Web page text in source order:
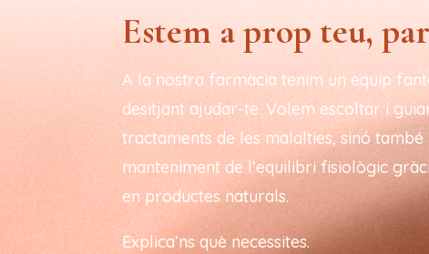
Estem a prop teu,
A la nostra farmàcia tenim un equip
desitjant ajudar-te. Volem escoltar i
tractaments de les malalties, sinó
manteniment de l’equilibri fisiològic
en productes naturals.
Explica’ns què necessites.